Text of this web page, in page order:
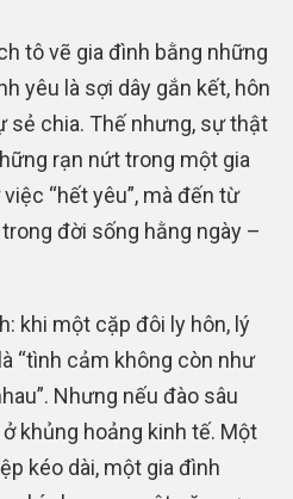
tô vẽ gia đình bằng những
yêu là sợi dây gắn kết, hôn
sẻ chia. Thế nhưng, sự thật
rạn nứt trong một gia
“hết yêu”, mà đến từ
đời sống hằng ngày –
khi một cặp đôi ly hôn, lý
“tình cảm không còn như
Nhưng nếu đào sâu
khủng hoảng kinh tế. Một
kéo dài, một gia đình